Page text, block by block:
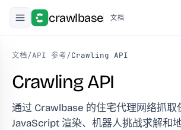
crawlbase 文档
文档/API 参考/Crawling API
Crawling API
通过 Crawlbase 的住宅代理网络抓取
JavaScript 渲染、机器人挑战求解和